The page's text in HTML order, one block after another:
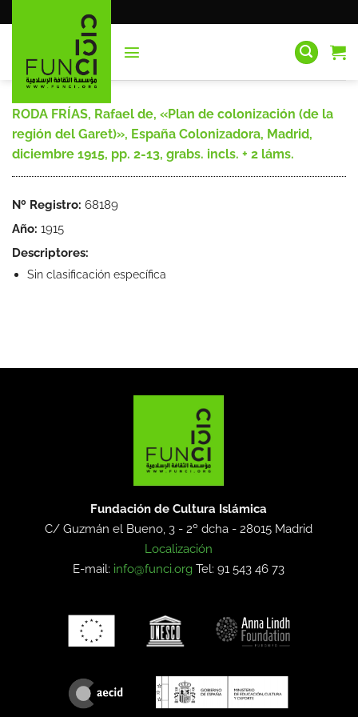
al
RODA FRÍAS, Rafael de, «Plan de colonización (de la
región del Garet)», España Colonizadora, Madrid,
diciembre 1915, pp. 2-13, grabs. incls. + 2 láms.
Nº Registro: 68189
Año: 1915
Descriptores:
Sin clasificación específica
Fundación de Cultura Islámica
C/ Guzmán el Bueno, 3 - 2º dcha -28015 Madrid
Localización
E-mail: info@funci.org Tel: 91 543 46 73